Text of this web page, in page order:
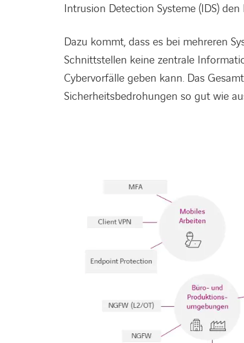
Intrusion Detection Systeme (IDS)
Dazu kommt, dass es bei mehreren
Schnittstellen keine zentrale
Cybervorfälle geben kann. Das
Sicherheitsbedrohungen so gut wie